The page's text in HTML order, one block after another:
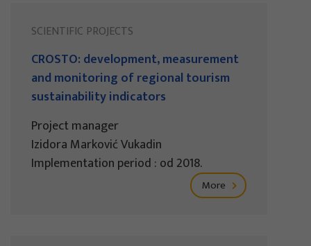
SCIENTIFIC PROJECTS
CROSTO: development, measurement
and monitoring of regional tourism
sustainability indicators
Project manager
Izidora Marković Vukadin
Implementation period : od 2018.
More